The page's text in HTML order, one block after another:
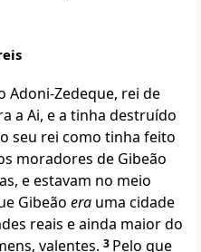
Adoni-Zedeque, rei de
a Ai, e a tinha destruído
seu rei como tinha feito
moradores de Gibeão
e estavam no meio
Gibeão era uma cidade
reais e ainda maior do
valentes. 3 Pelo que